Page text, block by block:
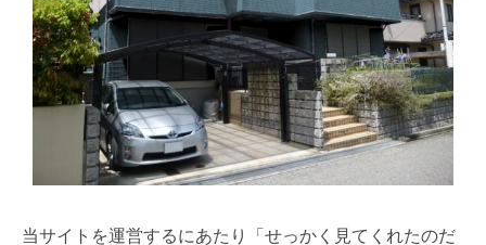
当サイトを運営するにあたり「せっかく見てくれたのだ